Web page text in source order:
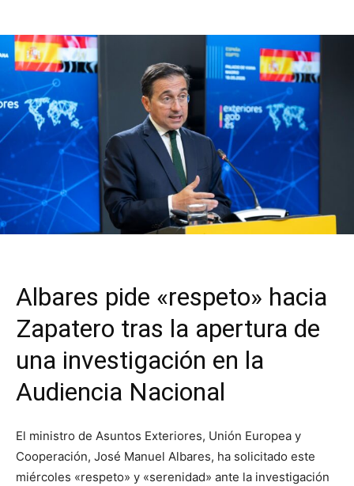
Albares pide «respeto» hacia
Zapatero tras la apertura de
una investigación en la
Audiencia Nacional
El ministro de Asuntos Exteriores, Unión Europea y
Cooperación, José Manuel Albares, ha solicitado este
miércoles «respeto» y «serenidad» ante la investigación